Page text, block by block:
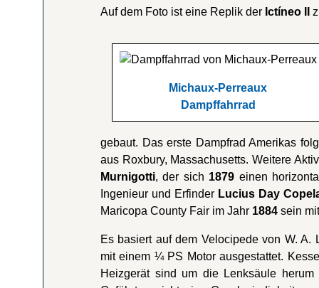
Auf dem Foto ist eine Replik der Ictíneo II
Michaux-Perreaux
Dampffahrrad
gebaut. Das erste Dampfrad Amerikas
aus Roxbury, Massachusetts. Weitere
Murnigotti, der sich 1879 einen
Ingenieur und Erfinder Lucius Day
Maricopa County Fair im Jahr 1884 sein
Es basiert auf dem Velocipede von W. A.
mit einem ¼ PS Motor ausgestattet.
Heizgerät sind um die Lenksäule herum